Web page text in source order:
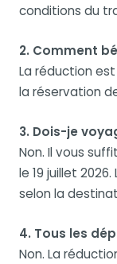
conditions du
2. Comment
La réduction
la réservation
3. Dois-je
Non. Il vous
le 19 juillet
selon la
4. Tous les
Non. La